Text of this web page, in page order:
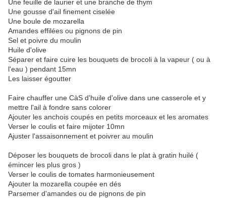
Une feuille de laurier et une branche de thym
Une gousse d'ail finement ciselée
Une boule de mozarella
Amandes effilées ou pignons de pin
Sel et poivre du moulin
Huile d'olive
Séparer et faire cuire les bouquets de brocoli à la vapeur ( ou à
l'eau ) pendant 15mn
Les laisser égoutter
Faire chauffer une CàS d'huile d'olive dans une casserole et y
mettre l'ail à fondre sans colorer
Ajouter les anchois coupés en petits morceaux et les aromates
Verser le coulis et faire mijoter 10mn
Ajuster l'assaisonnement et poivrer au moulin
Déposer les bouquets de brocoli dans le plat à gratin huilé (
émincer les plus gros )
Verser le coulis de tomates harmonieusement
Ajouter la mozarella coupée en dés
Parsemer d'amandes ou de pignons de pin